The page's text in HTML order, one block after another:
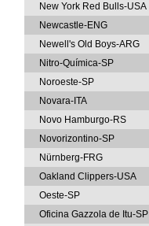
New York Red Bulls-USA
Newcastle-ENG
Newell's Old Boys-ARG
Nitro-Química-SP
Noroeste-SP
Novara-ITA
Novo Hamburgo-RS
Novorizontino-SP
Nürnberg-FRG
Oakland Clippers-USA
Oeste-SP
Oficina Gazzola de Itu-SP